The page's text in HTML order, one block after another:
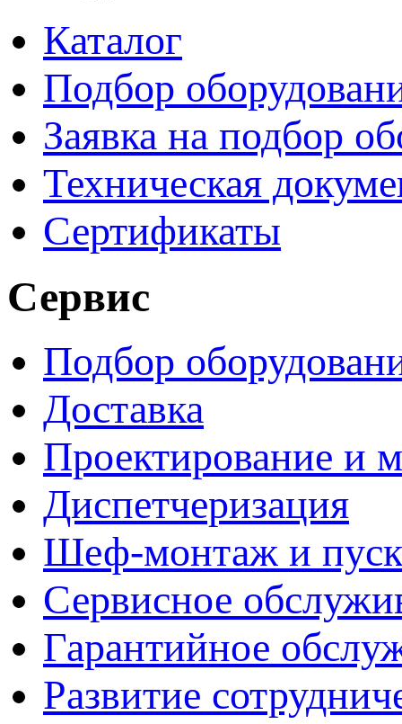
Каталог
Подбор
Заявка на подбор
Техническая
Сертификаты
Сервис
Подбор
Доставка
Проектирование и
Диспетчеризация
Шеф-монтаж и
Сервисное
Гарантийное
Развитие